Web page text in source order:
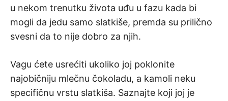
u nekom trenutku života uđu u fazu kada bi
mogli da jedu samo slatkiše, premda su prilično
svesni da to nije dobro za njih.
Vagu ćete usrećiti ukoliko joj poklonite
najobičniju mlečnu čokoladu, a kamoli neku
specifičnu vrstu slatkiša. Saznajte koji joj je